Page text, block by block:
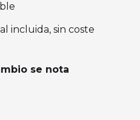
incluida, sin coste
se nota